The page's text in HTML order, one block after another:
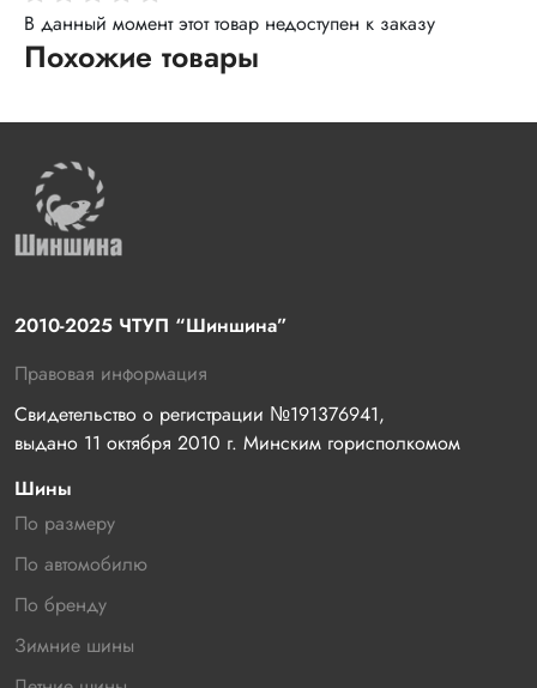
В данный момент этот товар недоступен к заказу
Похожие товары
2010-2025 ЧТУП “Шиншина”
Правовая информация
Свидетельство о регистрации №191376941,
выдано 11 октября 2010 г. Минским горисполкомом
Шины
По размеру
По автомобилю
По бренду
Зимние шины